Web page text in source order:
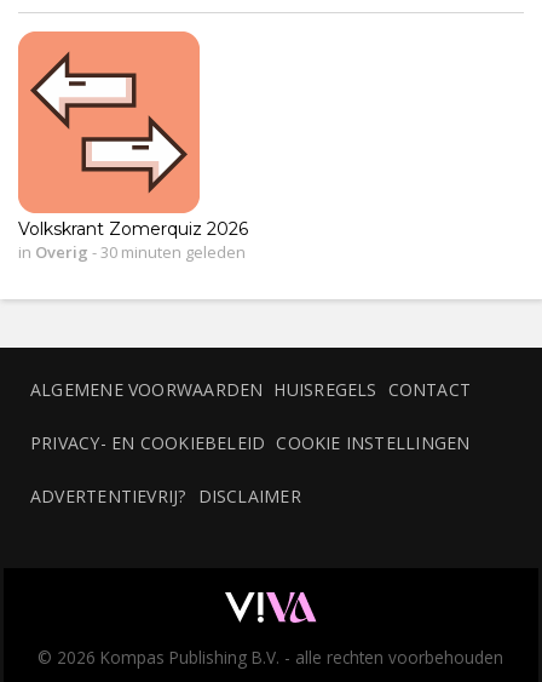
Volkskrant Zomerquiz 2026
in Overig - 30 minuten geleden
ALGEMENE VOORWAARDEN HUISREGELS CONTACT
PRIVACY- EN COOKIEBELEID COOKIE INSTELLINGEN
ADVERTENTIEVRIJ? DISCLAIMER
© 2026 Kompas Publishing B.V. - alle rechten voorbehouden